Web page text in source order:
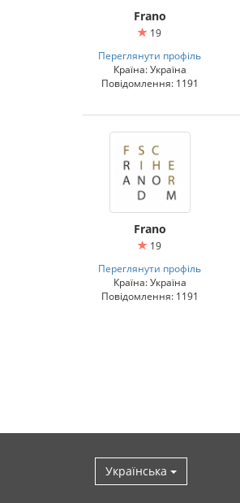
Frano
19
Переглянути профіль
Країна: Україна
Повідомлення: 1191
Frano
19
Переглянути профіль
Країна: Україна
Повідомлення: 1191
Українська